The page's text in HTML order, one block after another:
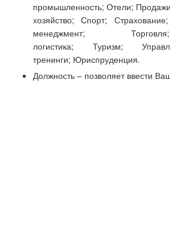
промышленность; Отели;
хозяйство; Спорт;
менеджмент;
логистика; Туризм;
тренинги; Юриспруденция.
Должность – позволяет ввести